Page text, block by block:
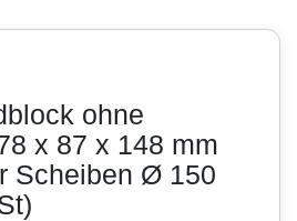
ohne
x 87 x 148 mm
Scheiben Ø 150